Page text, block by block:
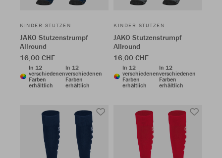
KINDER STUTZEN
JAKO Stutzenstrumpf
Allround
16,00 CHF
In 12
verschiedenen
Farben
erhältlich
In 12
verschiedenen
Farben
erhältlich
KINDER STUTZEN
JAKO Stutzenstrumpf
Allround
16,00 CHF
In 12
verschiedenen
Farben
erhältlich
In 12
verschiedenen
Farben
erhältlich